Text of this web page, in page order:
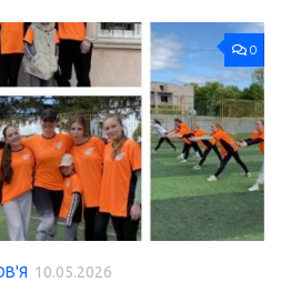
0
10.05.2026